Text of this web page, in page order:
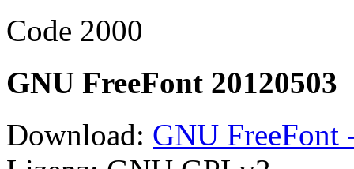
Code 2000
GNU FreeFont 20120503
Download: GNU FreeFont